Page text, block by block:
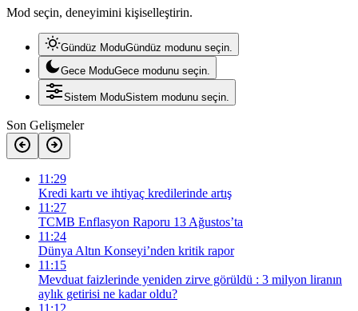
Mod seçin, deneyimini kişiselleştirin.
Gündüz ModuGündüz modunu seçin.
Gece ModuGece modunu seçin.
Sistem ModuSistem modunu seçin.
Son Gelişmeler
11:29
Kredi kartı ve ihtiyaç kredilerinde artış
11:27
TCMB Enflasyon Raporu 13 Ağustos’ta
11:24
Dünya Altın Konseyi’nden kritik rapor
11:15
Mevduat faizlerinde yeniden zirve görüldü : 3 milyon liranın
aylık getirisi ne kadar oldu?
11:12